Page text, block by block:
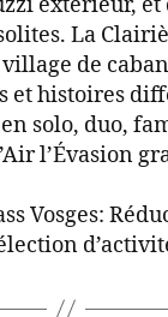
La
de
et histoires
solo, duo,
l’Évasion
Vosges: